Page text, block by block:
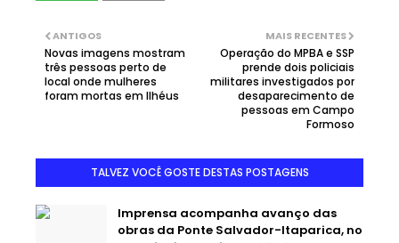
MAIS RECENTES
Operação do MPBA e SSP
prende dois policiais
militares investigados por
desaparecimento de
pessoas em Campo
Formoso
ANTIGOS
Novas imagens mostram
três pessoas perto de
local onde mulheres
foram mortas em Ilhéus
TALVEZ VOCÊ GOSTE DESTAS POSTAGENS
Imprensa acompanha avanço das
obras da Ponte Salvador-Itaparica, no